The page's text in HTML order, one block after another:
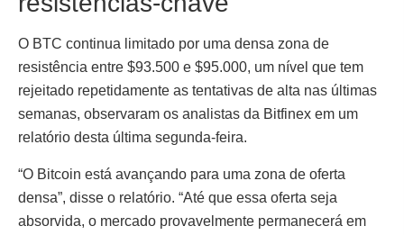
O BTC continua limitado por uma densa zona de
resistência entre $93.500 e $95.000, um nível que tem
rejeitado repetidamente as tentativas de alta nas últimas
semanas, observaram os analistas da Bitfinex em um
relatório desta última segunda-feira.
“O Bitcoin está avançando para uma zona de oferta
densa”, disse o relatório. “Até que essa oferta seja
absorvida, o mercado provavelmente permanecerá em